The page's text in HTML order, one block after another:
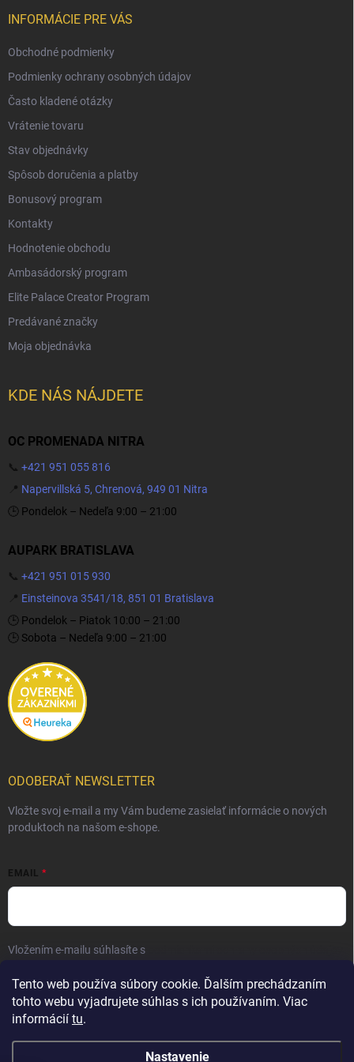
Tento web používa súbory cookie. Ďalším prechádzaním
tohto webu vyjadrujete súhlas s ich používaním. Viac
informácií tu.
Nastavenie
INFORMÁCIE PRE VÁS
Obchodné podmienky
Podmienky ochrany osobných údajov
Často kladené otázky
Vrátenie tovaru
Stav objednávky
Spôsob doručenia a platby
Bonusový program
Kontakty
Hodnotenie obchodu
Ambasádorský program
Elite Palace Creator Program
Predávané značky
Moja objednávka
KDE NÁS NÁJDETE
OC PROMENADA NITRA
📞 +421 951 055 816
📍 Napervillská 5, Chrenová, 949 01 Nitra
🕒 Pondelok – Nedeľa 9:00 – 21:00
AUPARK BRATISLAVA
📞 +421 951 015 930
📍 Einsteinova 3541/18, 851 01 Bratislava
🕒 Pondelok – Piatok 10:00 – 21:00
🕒 Sobota – Nedeľa 9:00 – 21:00
ODOBERAŤ NEWSLETTER
Vložte svoj e-mail a my Vám budeme zasielať informácie o nových
produktoch na našom e-shope.
EMAIL
Vložením e-mailu súhlasíte s
Prihlásiť sa